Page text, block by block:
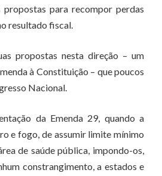
para recompor perdas
resultado fiscal.
propostas nesta direção – um
à Constituição – que poucos
Nacional.
da Emenda 29, quando a
e fogo, de assumir limite mínimo
de saúde pública, impondo-os,
constrangimento, a estados e